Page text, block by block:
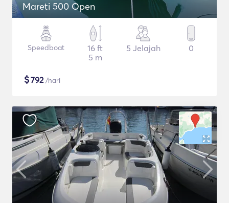
Mareti 500 Open
Speedboat
16 ft
5 m
5 Jelajah 0
$792/hari